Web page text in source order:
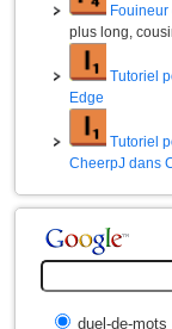
plus long,
Tutoriel
Edge
Tutoriel
CheerpJ dans
duel-de-mots